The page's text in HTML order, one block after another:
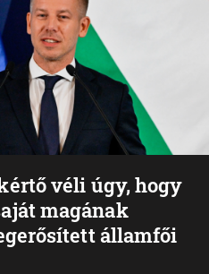
véli úgy, hogy
magának
államfői